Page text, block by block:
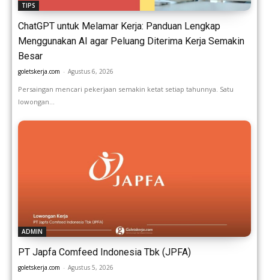
TIPS
ChatGPT untuk Melamar Kerja: Panduan Lengkap
Menggunakan AI agar Peluang Diterima Kerja Semakin
Besar
goletskerja.com - Agustus 6, 2026
Persaingan mencari pekerjaan semakin ketat setiap tahunnya. Satu
lowongan...
ADMIN
PT Japfa Comfeed Indonesia Tbk (JPFA)
goletskerja.com - Agustus 5, 2026